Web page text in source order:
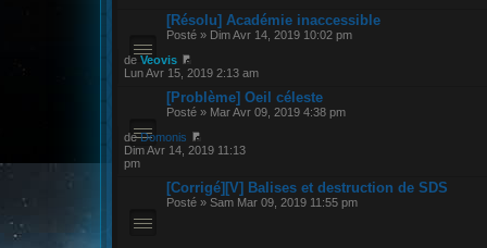
[Résolu] Académie inaccessible
Posté » Dim Avr 14, 2019 10:02 pm
de Veovis
Lun Avr 15, 2019 2:13 am
[Problème] Oeil céleste
Posté » Mar Avr 09, 2019 4:38 pm
deDomonis
Dim Avr 14, 2019 11:13
pm
[Corrigé][V] Balises et destruction de SDS
Posté » Sam Mar 09, 2019 11:55 pm